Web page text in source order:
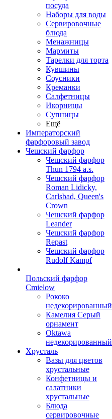
посуда
Наборы для воды
Сервировочные
блюда
Менажницы
Мармиты
Тарелки для торта
Кувшины
Соусники
Креманки
Салфетницы
Икорницы
Супницы
Ещё
Императорский
фарфоровый завод
Чешский фарфор
Чешский фарфор
Thun 1794 a.s.
Чешский фарфор
Roman Lidicky,
Carlsbad, Queen's
Crown
Чешский фарфор
Leander
Чешский фарфор
Repast
Чешский фарфор
Rudolf Kampf
Польский фарфор
Сmielow
Рококо
недекорированный
Камелия Серый
орнамент
Oktawa
недекорированный
Хрусталь
Вазы для цветов
хрустальные
Конфетницы и
салатники
хрустальные
Блюда
сервировочные